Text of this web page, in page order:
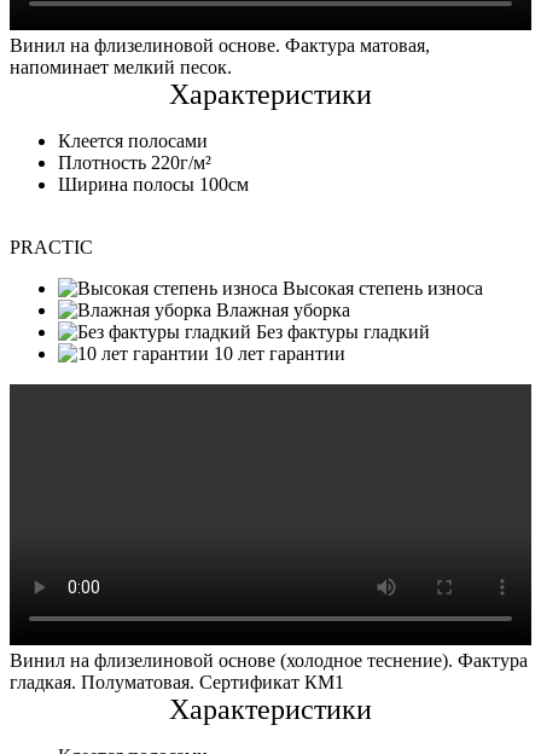
Винил на флизелиновой основе. Фактура матовая,
напоминает мелкий песок.
Характеристики
Клеется полосами
Плотность 220г/м²
Ширина полосы 100см
PRACTIC
Высокая степень износа
Влажная уборка
Без фактуры гладкий
10 лет гарантии
Винил на флизелиновой основе (холодное теснение). Фактура
гладкая. Полуматовая. Сертификат КМ1
Характеристики